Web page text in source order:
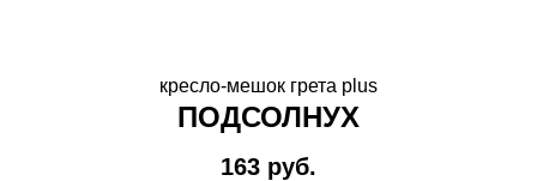
кресло-мешок грета plus
ПОДСОЛНУХ
163 руб.